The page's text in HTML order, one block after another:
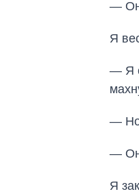
—
Я
— Я
— Но
—
Я